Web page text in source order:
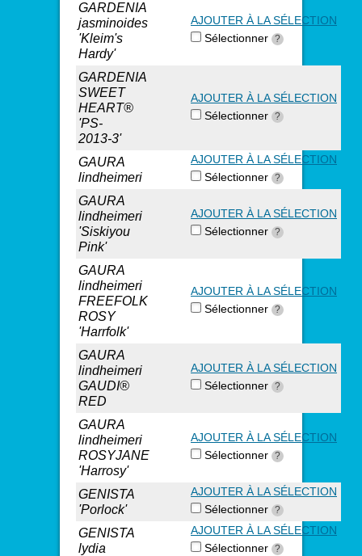
GARDENIA
jasminoides
'Kleim's
Hardy'
AJOUTER À LA SÉLECTION
Sélectionner ?
GARDENIA
SWEET
HEART®
'PS-
2013-3'
AJOUTER À LA SÉLECTION
Sélectionner ?
GAURA
lindheimeri
AJOUTER À LA SÉLECTION
Sélectionner ?
GAURA
lindheimeri
'Siskiyou
Pink'
AJOUTER À LA SÉLECTION
Sélectionner ?
GAURA
lindheimeri
FREEFOLK
ROSY
'Harrfolk'
AJOUTER À LA SÉLECTION
Sélectionner ?
GAURA
lindheimeri
GAUDI®
RED
AJOUTER À LA SÉLECTION
Sélectionner ?
GAURA
lindheimeri
ROSYJANE
'Harrosy'
AJOUTER À LA SÉLECTION
Sélectionner ?
GENISTA
'Porlock'
AJOUTER À LA SÉLECTION
Sélectionner ?
GENISTA
lydia
AJOUTER À LA SÉLECTION
Sélectionner ?